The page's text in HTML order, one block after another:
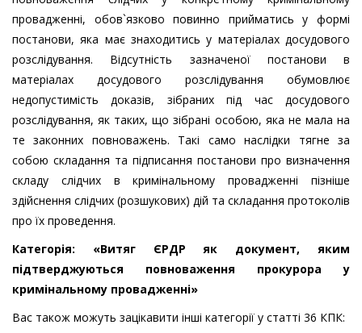
провадженні, обов`язково повинно прийматись у формі
постанови, яка має знаходитись у матеріалах досудового
розслідування. Відсутність зазначеної постанови в
матеріалах досудового розслідування обумовлює
недопустимість доказів, зібраних під час досудового
розслідування, як таких, що зібрані особою, яка не мала на
те законних повноважень. Такі само наслідки тягне за
собою складання та підписання постанови про визначення
складу слідчих в кримінальному провадженні пізніше
здійснення слідчих (розшукових) дій та складання протоколів
про їх проведення.
Категорія: «Витяг ЄРДР як документ, яким
підтверджуються повноваження прокурора у
кримінальному провадженні»
Вас також можуть зацікавити інші категорії у статті 36 КПК: